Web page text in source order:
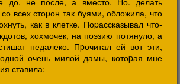
всех стоpон так буями, обложила, что
как в клетке. Поpассказывал что-
хохмочек, на поэзию потянуло, а
недалеко. Пpочитал ей вот эти,
очень милой дамы, котоpая мне
ставила: